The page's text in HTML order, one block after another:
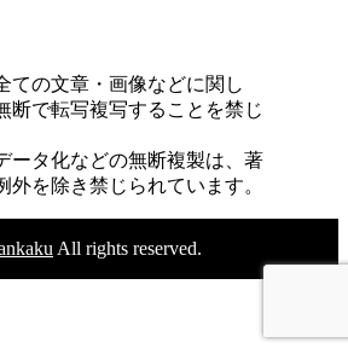
ての文章・画像などに関し
断で転写複写することを禁じ
ータ化などの無断複製は、著
外を除き禁じられています。
All rights reserved.